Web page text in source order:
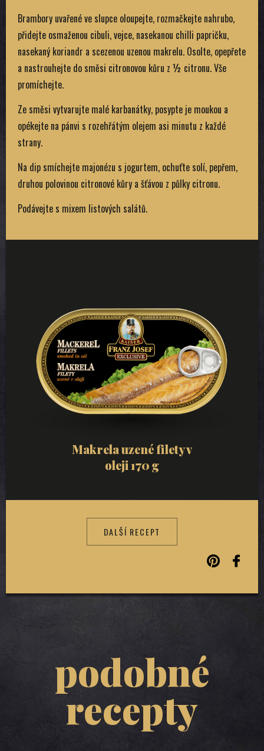
Brambory uvařené ve slupce oloupejte, rozmačkejte nahrubo,
přidejte osmaženou cibuli, vejce, nasekanou chilli papričku,
nasekaný koriandr a scezenou uzenou makrelu. Osolte, opepřete
a nastrouhejte do směsi citronovou kůru z ½ citronu. Vše
promíchejte.
Ze směsi vytvarujte malé karbanátky, posypte je moukou a
opékejte na pánvi s rozehřátým olejem asi minutu z každé
strany.
Na dip smíchejte majonézu s jogurtem, ochuťte solí, pepřem,
druhou polovinou citronové kůry a šťávou z půlky citronu.
Podávejte s mixem listových salátů.
Makrela uzené filety v
oleji 170 g
DALŠÍ RECEPT
podobné
recepty